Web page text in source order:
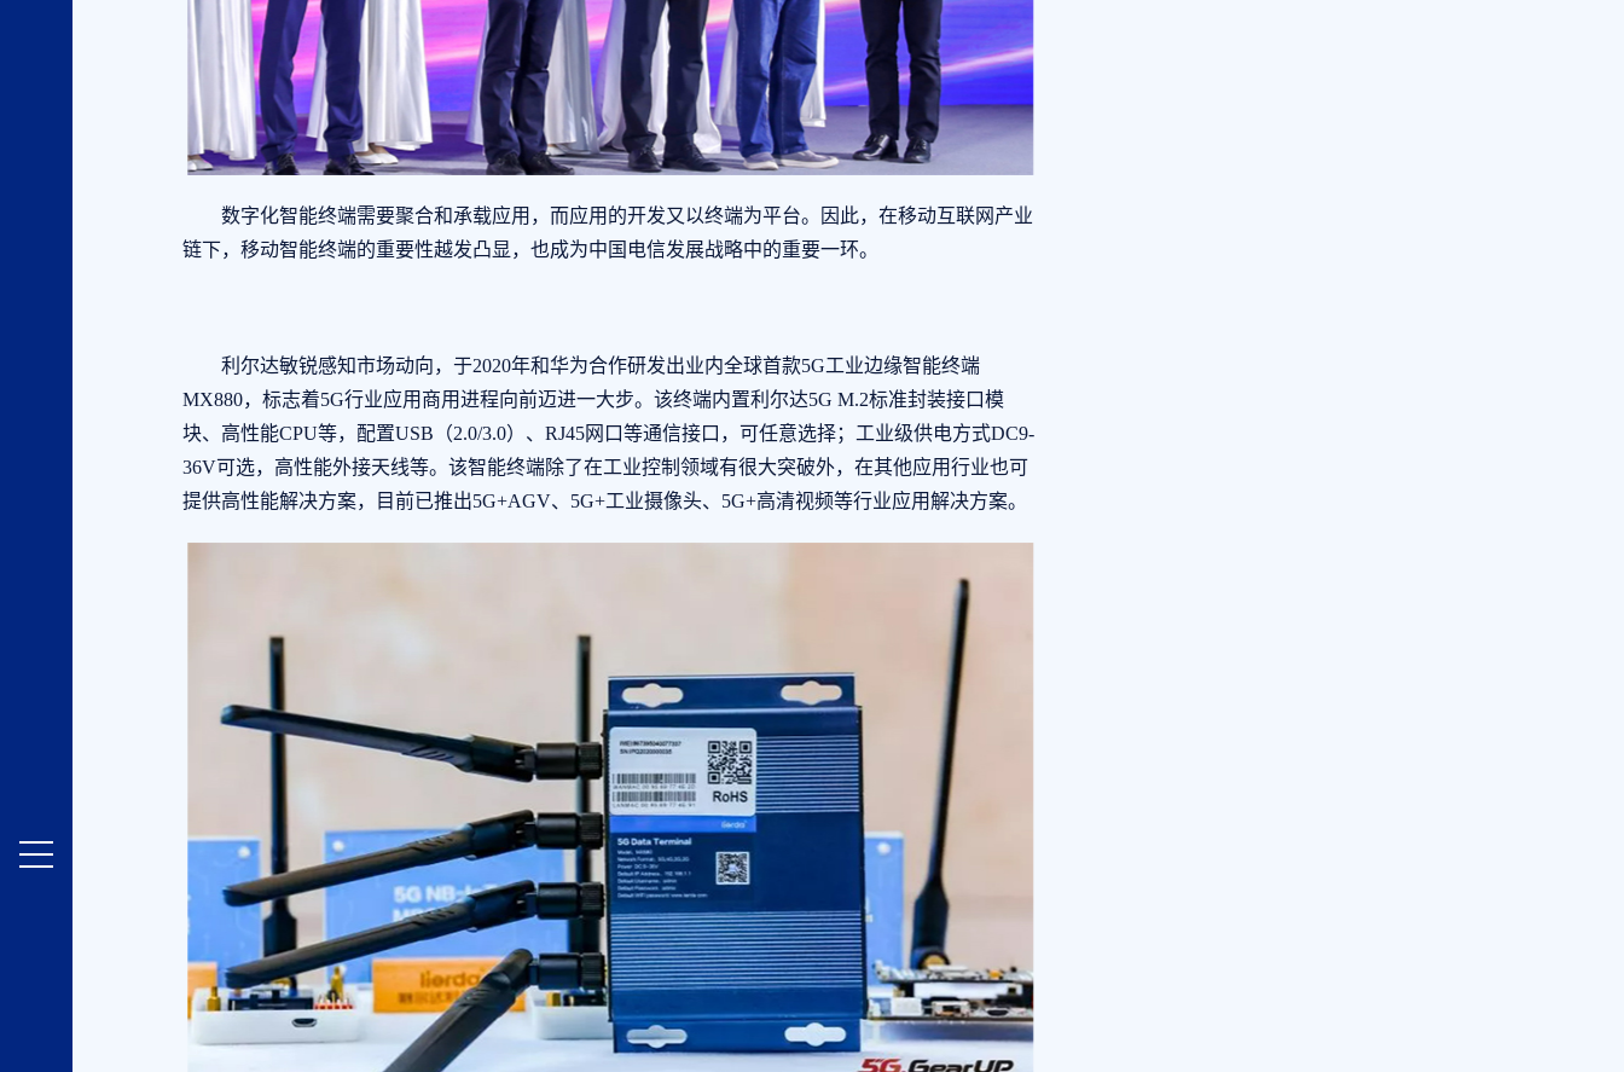
数字化智能终端需要聚合和承载应用，而应用的开发又以终端为平台。因此，在移动互联网产业
链下，移动智能终端的重要性越发凸显，也成为中国电信发展战略中的重要一环。
利尔达敏锐感知市场动向，于2020年和华为合作研发出业内全球首款5G工业边缘智能终端
MX880，标志着5G行业应用商用进程向前迈进一大步。该终端内置利尔达5G M.2标准封装接口模
块、高性能CPU等，配置USB（2.0/3.0）、RJ45网口等通信接口，可任意选择；工业级供电方式DC9-
36V可选，高性能外接天线等。该智能终端除了在工业控制领域有很大突破外，在其他应用行业也可
提供高性能解决方案，目前已推出5G+AGV、5G+工业摄像头、5G+高清视频等行业应用解决方案。